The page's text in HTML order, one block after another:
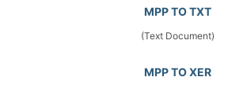
MPP TO TXT
(Text Document)
MPP TO XER